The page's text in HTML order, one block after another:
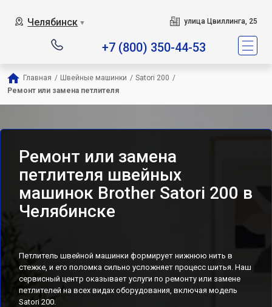
Челябинск ▼ улица Цвиллинга, 25
+7 (800) 350-44-53
Главная / Швейные машинки / Satori 200 /
Ремонт или замена петлителя
Ремонт или замена
петлителя швейных
машинок Brother Satori 200 в
Челябинске
Петлитель швейной машинки формирует нижнюю нить в
стежке, и его поломка сильно усложняет процесс шитья. Наш
сервисный центр оказывает услуги по ремонту или замене
петлителей на всех видах оборудования, включая модель
Satori 200.